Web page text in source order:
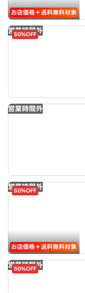
お店価格＋送料無料対象
営業時間外
50%OFF
営業時間外
営業時間外
50%OFF
お店価格＋送料無料対象
営業時間外
50%OFF